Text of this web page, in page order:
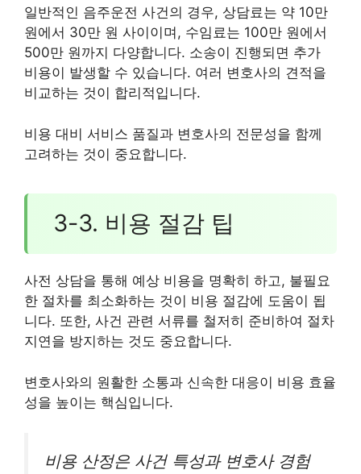
일반적인 음주운전 사건의 경우, 상담료는 약 10만
원에서 30만 원 사이이며, 수임료는 100만 원에서
500만 원까지 다양합니다. 소송이 진행되면 추가
비용이 발생할 수 있습니다. 여러 변호사의 견적을
비교하는 것이 합리적입니다.
비용 대비 서비스 품질과 변호사의 전문성을 함께
고려하는 것이 중요합니다.
3-3. 비용 절감 팁
사전 상담을 통해 예상 비용을 명확히 하고, 불필요
한 절차를 최소화하는 것이 비용 절감에 도움이 됩
니다. 또한, 사건 관련 서류를 철저히 준비하여 절차
지연을 방지하는 것도 중요합니다.
변호사와의 원활한 소통과 신속한 대응이 비용 효율
성을 높이는 핵심입니다.
비용 산정은 사건 특성과 변호사 경험